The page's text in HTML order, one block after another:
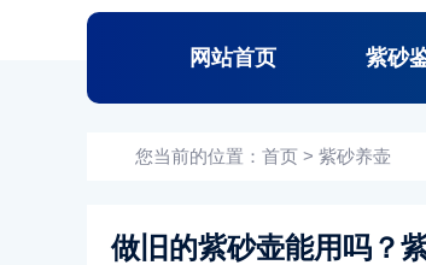
网站首页 紫砂
您当前的位置： 首页 > 紫砂养壶
做旧的紫砂壶能用吗？